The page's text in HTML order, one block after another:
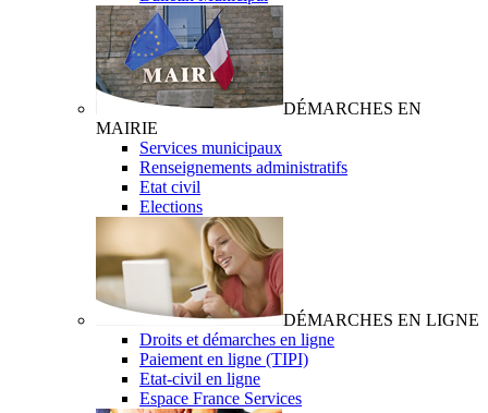
DÉMARCHES EN
MAIRIE
Services municipaux
Renseignements administratifs
Etat civil
Elections
DÉMARCHES EN LIGNE
Droits et démarches en ligne
Paiement en ligne (TIPI)
Etat-civil en ligne
Espace France Services